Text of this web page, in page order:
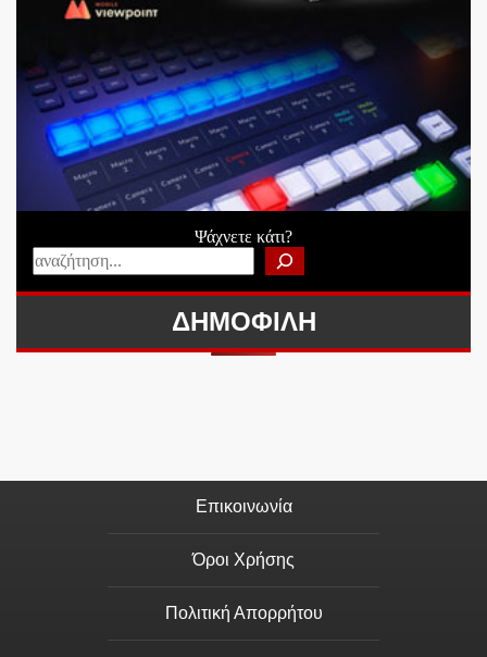
Ψάχνετε κάτι?
ΔΗΜΟΦΙΛΗ
Επικοινωνία
Όροι Χρήσης
Πολιτική Απορρήτου